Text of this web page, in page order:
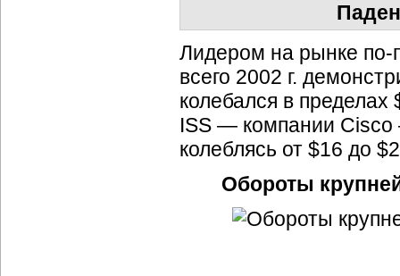
Лидером на рынке по-
всего 2002 г.
колебался в
ISS — компании
колеблясь от $16 до
Обороты